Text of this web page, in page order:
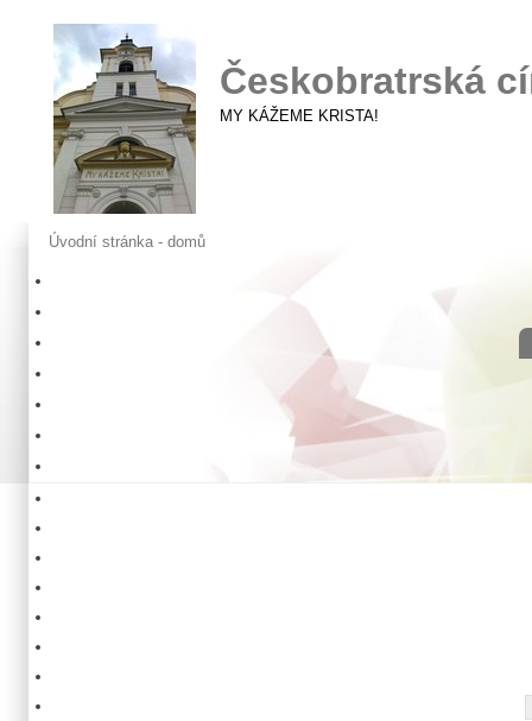
Českobratrská
MY KÁŽEME KRISTA!
Úvodní stránka - domů